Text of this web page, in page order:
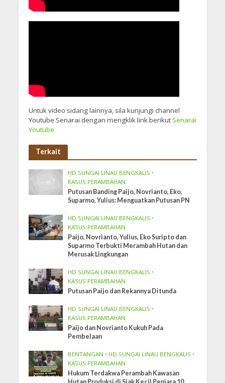
Untuk video sidang lainnya, sila kunjungi channel
Youtube Senarai dengan mengklik link berikutSenarai
Youtube
Terkait
HD SUNGAI LINAU BENGKALIS •
KASUS PERAMBAHAN
Putusan Banding Paijo, Novrianto, Eko,
Suparmo, Yulius: Menguatkan Putusan PN
HD SUNGAI LINAU BENGKALIS •
KASUS PERAMBAHAN
Paijo, Novrianto, Yulius, Eko Suripto dan
Suparmo Terbukti Merambah Hutan dan
Merusak Lingkungan
HD SUNGAI LINAU BENGKALIS •
KASUS PERAMBAHAN
Putusan Paijo dan Rekannya Ditunda
HD SUNGAI LINAU BENGKALIS •
KASUS PERAMBAHAN
Paijo dan Novrianto Kukuh Pada
Pembelaan
BENTANGAN • HD SUNGAI LINAU BENGKALIS •
KASUS PERAMBAHAN
Hukum Terdakwa Perambah Kawasan